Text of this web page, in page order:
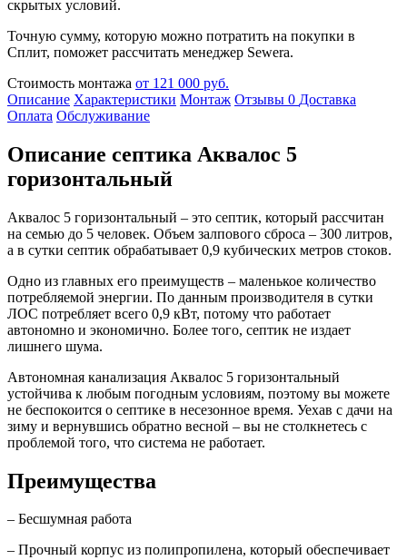
скрытых условий.
Точную сумму, которую можно потратить на покупки в
Сплит, поможет рассчитать менеджер Sewera.
Стоимость монтажа от 121 000 руб.
Описание Характеристики Монтаж Отзывы 0 Доставка
Оплата Обслуживание
Описание септика Аквалос 5
горизонтальный
Аквалос 5 горизонтальный – это септик, который рассчитан
на семью до 5 человек. Объем залпового сброса – 300 литров,
а в сутки септик обрабатывает 0,9 кубических метров стоков.
Одно из главных его преимуществ – маленькое количество
потребляемой энергии. По данным производителя в сутки
ЛОС потребляет всего 0,9 кВт, потому что работает
автономно и экономично. Более того, септик не издает
лишнего шума.
Автономная канализация Аквалос 5 горизонтальный
устойчива к любым погодным условиям, поэтому вы можете
не беспокоится о септике в несезонное время. Уехав с дачи на
зиму и вернувшись обратно весной – вы не столкнетесь с
проблемой того, что система не работает.
Преимущества
– Бесшумная работа
– Прочный корпус из полипропилена, который обеспечивает